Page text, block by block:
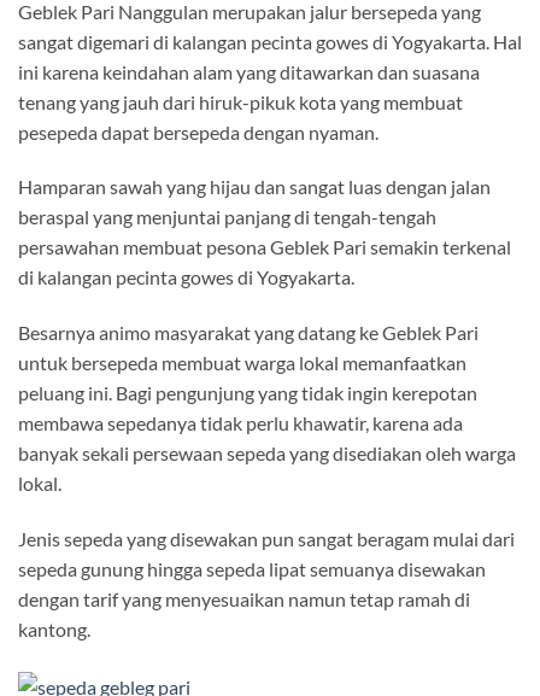
Geblek Pari Nanggulan merupakan jalur bersepeda yang
sangat digemari di kalangan pecinta gowes di Yogyakarta. Hal
ini karena keindahan alam yang ditawarkan dan suasana
tenang yang jauh dari hiruk-pikuk kota yang membuat
pesepeda dapat bersepeda dengan nyaman.
Hamparan sawah yang hijau dan sangat luas dengan jalan
beraspal yang menjuntai panjang di tengah-tengah
persawahan membuat pesona Geblek Pari semakin terkenal
di kalangan pecinta gowes di Yogyakarta.
Besarnya animo masyarakat yang datang ke Geblek Pari
untuk bersepeda membuat warga lokal memanfaatkan
peluang ini. Bagi pengunjung yang tidak ingin kerepotan
membawa sepedanya tidak perlu khawatir, karena ada
banyak sekali persewaan sepeda yang disediakan oleh warga
lokal.
Jenis sepeda yang disewakan pun sangat beragam mulai dari
sepeda gunung hingga sepeda lipat semuanya disewakan
dengan tarif yang menyesuaikan namun tetap ramah di
kantong.